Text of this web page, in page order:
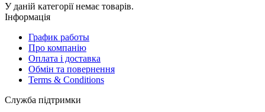
У даній категорії немає товарів.
Інформація
График работы
Про компанію
Оплата і доставка
Обмін та повернення
Terms & Conditions
Служба підтримки